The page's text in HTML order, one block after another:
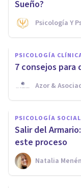
Sueño?
Psicología Y
PSICOLOGÍA
7 consejos para
Azor &
PSICOLOGÍA
Salir del
este proceso
Natalia